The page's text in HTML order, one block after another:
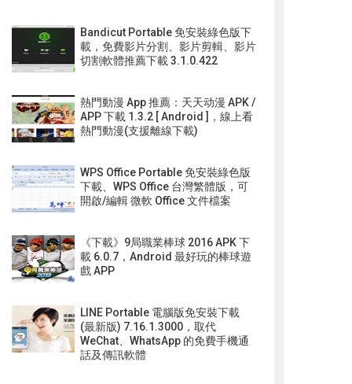
Bandicut Portable 免安裝綠色版下
載，免費影片分割、影片剪輯、影片
切割軟體推薦下載 3.1.0.422
熱門動漫 App 推薦：天天动漫 APK /
APP 下載 1.3.2 [ Android ]，線上看
熱門動漫(支援離線下載)
WPS Office Portable 免安裝綠色版
下載、WPS Office 台灣繁體版，可
開啟/編輯 微軟 Office 文件檔案
《下載》9局職業棒球 2016 APK 下
載 6.0.7，Android 最好玩的棒球遊
戲 APP
LINE Portable 電腦版免安裝下載
(最新版) 7.16.1.3000，取代
WeChat、WhatsApp 的免費手機通
話及傳訊軟體